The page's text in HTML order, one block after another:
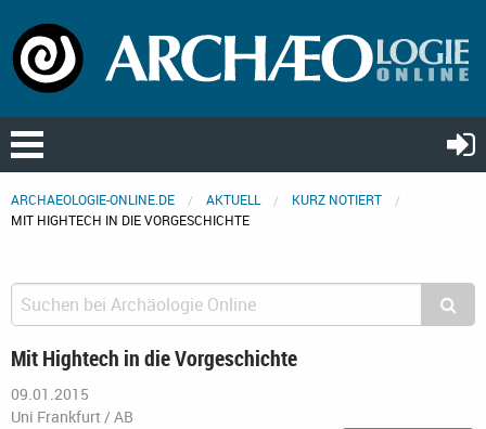
ARCHAEOLOGIE-ONLINE.DE AKTUELL
KURZ NOTIERT
MIT HIGHTECH IN DIE VORGESCHICHTE
Mit Hightech in die Vorgeschichte
09.01.2015
Uni Frankfurt / AB